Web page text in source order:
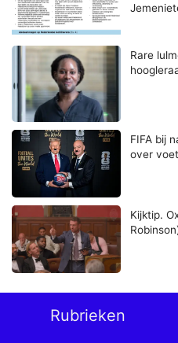
Rare
FIFA bij
over
Kijktip.
Rubrieken